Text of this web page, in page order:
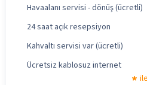
Havaalanı servisi - dönüş (ücretli)
24 saat açık resepsiyon
Kahvaltı servisi var (ücretli)
Ücretsiz kablosuz internet